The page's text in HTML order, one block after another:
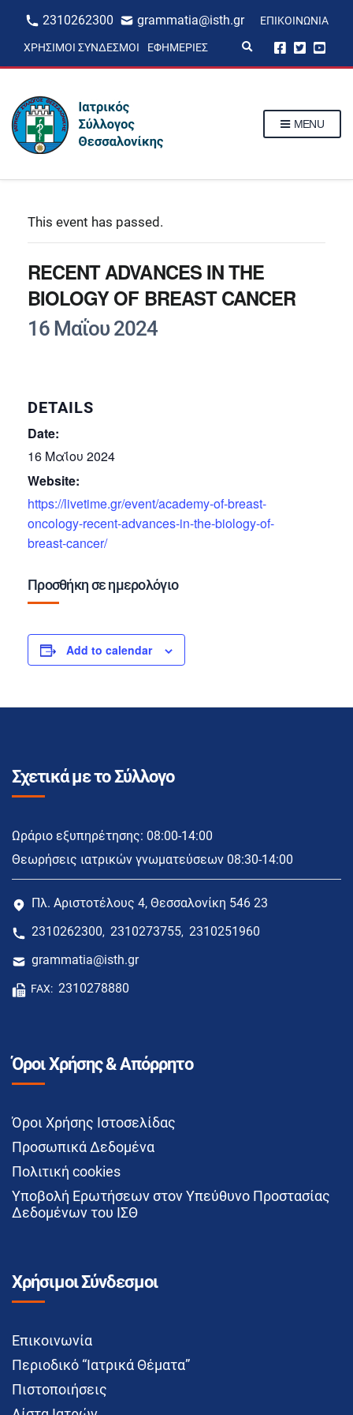
2310262300 grammatia@isth.gr ΕΠΙΚΟΙΝΩΝΊΑ
ΧΡΉΣΙΜΟΙ ΣΎΝΔΕΣΜΟΙ ΕΦΗΜΕΡΊΕΣ
p
MENU
This event has passed.
RECENT ADVANCES IN THE
BIOLOGY OF BREAST CANCER
16 Μαΐου 2024
DETAILS
Date:
16 Μαΐου 2024
Website:
https://livetime.gr/event/academy-of-breast-
oncology-recent-advances-in-the-biology-of-
breast-cancer/
Προσθήκη σε ημερολόγιο
Add to calendar
Σχετικά με το Σύλλογο
Ωράριο εξυπηρέτησης: 08:00-14:00
Θεωρήσεις ιατρικών γνωματεύσεων 08:30-14:00
Πλ. Αριστοτέλους 4, Θεσσαλονίκη 546 23
2310262300, 2310273755, 2310251960
grammatia@isth.gr
FAX: 2310278880
Όροι Χρήσης & Απόρρητο
Όροι Χρήσης Ιστοσελίδας
Προσωπικά Δεδομένα
Πολιτική cookies
Υποβολή Ερωτήσεων στον Υπεύθυνο Προστασίας
Δεδομένων του ΙΣΘ
Χρήσιμοι Σύνδεσμοι
Επικοινωνία
Περιοδικό “Ιατρικά Θέματα”
Πιστοποιήσεις